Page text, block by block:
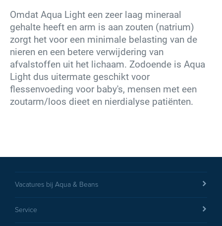
Omdat Aqua Light een zeer laag mineraal
gehalte heeft en arm is aan zouten (natrium)
zorgt het voor een minimale belasting van de
nieren en een betere verwijdering van
afvalstoffen uit het lichaam. Zodoende is Aqua
Light dus uitermate geschikt voor
flessenvoeding voor baby's, mensen met een
zoutarm/loos dieet en nierdialyse patiënten.
Vacatures bij Aqua & Beans
Service